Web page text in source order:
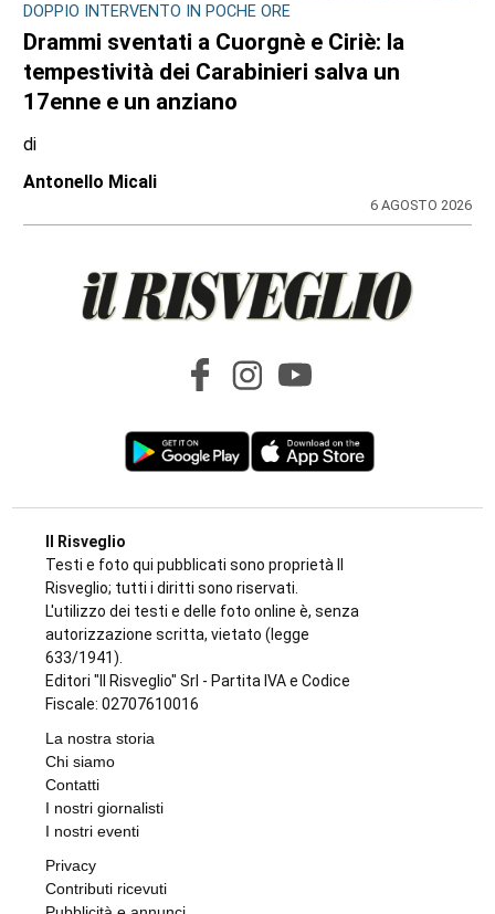
DOPPIO INTERVENTO IN POCHE ORE
Drammi sventati a Cuorgnè e Ciriè: la
tempestività dei Carabinieri salva un
17enne e un anziano
di
Antonello Micali
6 AGOSTO 2026
Il Risveglio
Testi e foto qui pubblicati sono proprietà Il
Risveglio; tutti i diritti sono riservati.
L'utilizzo dei testi e delle foto online è, senza
autorizzazione scritta, vietato (legge
633/1941).
Editori "Il Risveglio" Srl - Partita IVA e Codice
Fiscale: 02707610016
La nostra storia
Chi siamo
Contatti
I nostri giornalisti
I nostri eventi
Privacy
Contributi ricevuti